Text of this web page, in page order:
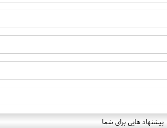
پیشنهاد هایی برای شما